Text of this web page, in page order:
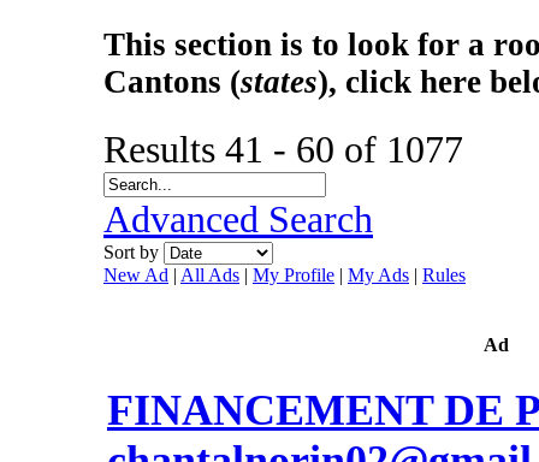
This section is to look for a
Cantons (states), click here
Results 41 - 60 of 1077
Advanced Search
Sort by
New Ad | All Ads | My Profile | My Ads | Rules
Ad
FINANCEMENT DE